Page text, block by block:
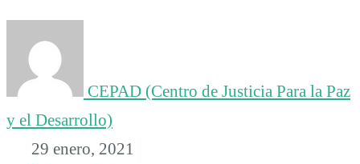
de
Personas
CEPAD (Centro de Justicia Para la Paz
y el Desarrollo)
29 enero, 2021